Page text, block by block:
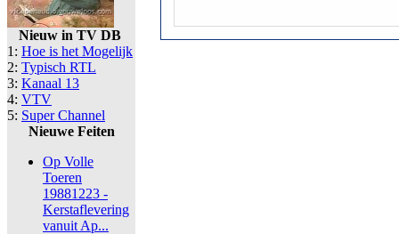
Nieuw in TV DB
1: Hoe is het Mogelijk
2: Typisch RTL
3: Kanaal 13
4: VTV
5: Super Channel
Nieuwe Feiten
Op Volle
Toeren
19881223 -
Kerstaflevering
vanuit Ap...